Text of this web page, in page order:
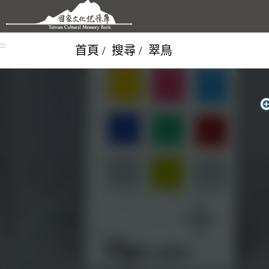
跳到主要內容區塊
::: 首頁 搜尋 翠鳥